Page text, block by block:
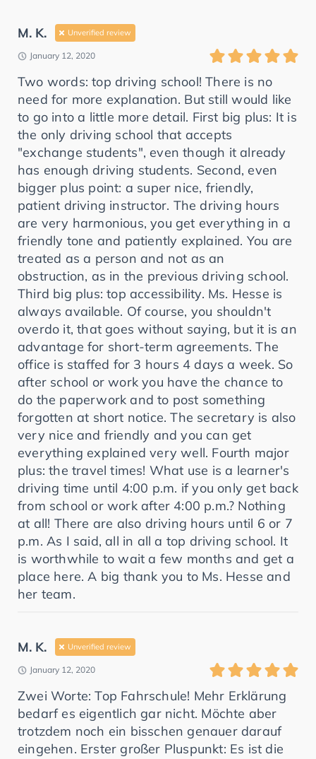
M. K. Unverified review
January 12, 2020
Two words: top driving school! There is no
need for more explanation. But still would like
to go into a little more detail. First big plus: It is
the only driving school that accepts
"exchange students", even though it already
has enough driving students. Second, even
bigger plus point: a super nice, friendly,
patient driving instructor. The driving hours
are very harmonious, you get everything in a
friendly tone and patiently explained. You are
treated as a person and not as an
obstruction, as in the previous driving school.
Third big plus: top accessibility. Ms. Hesse is
always available. Of course, you shouldn't
overdo it, that goes without saying, but it is an
advantage for short-term agreements. The
office is staffed for 3 hours 4 days a week. So
after school or work you have the chance to
do the paperwork and to post something
forgotten at short notice. The secretary is also
very nice and friendly and you can get
everything explained very well. Fourth major
plus: the travel times! What use is a learner's
driving time until 4:00 p.m. if you only get back
from school or work after 4:00 p.m.? Nothing
at all! There are also driving hours until 6 or 7
p.m. As I said, all in all a top driving school. It
is worthwhile to wait a few months and get a
place here. A big thank you to Ms. Hesse and
her team.
M. K. Unverified review
January 12, 2020
Zwei Worte: Top Fahrschule! Mehr Erklärung
bedarf es eigentlich gar nicht. Möchte aber
trotzdem noch ein bisschen genauer darauf
eingehen. Erster großer Pluspunkt: Es ist die